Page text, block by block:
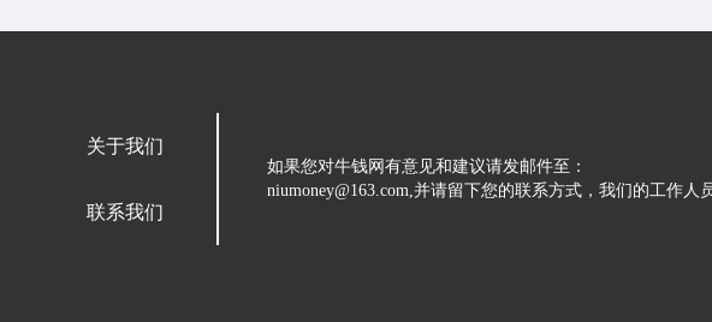
关于我们
联系我们
如果您对牛钱网有意见和建议请发邮件至：
niumoney@163.com,并请留下您的联系方式，我们的工作人